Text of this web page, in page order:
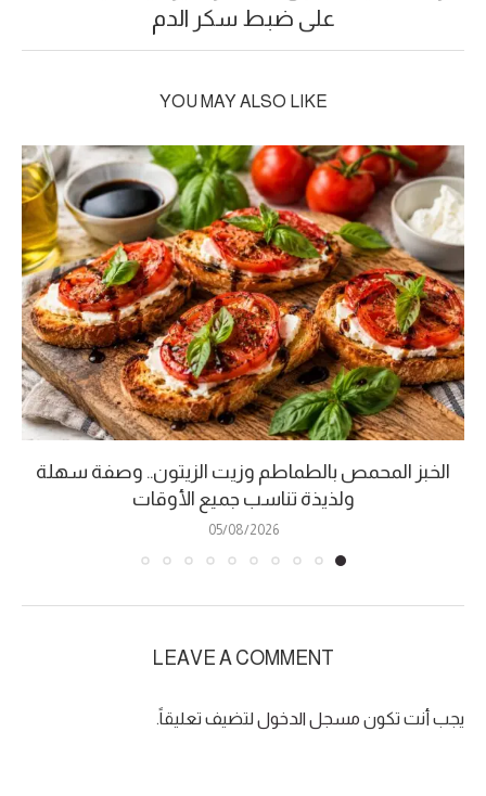
على ضبط سكر الدم
YOU MAY ALSO LIKE
الخبز المحمص بالطماطم وزيت الزيتون.. وصفة سهلة
ولذيذة تناسب جميع الأوقات
05/08/2026
LEAVE A COMMENT
يجب أنت تكون مسجل الدخول لتضيف تعليقاً.